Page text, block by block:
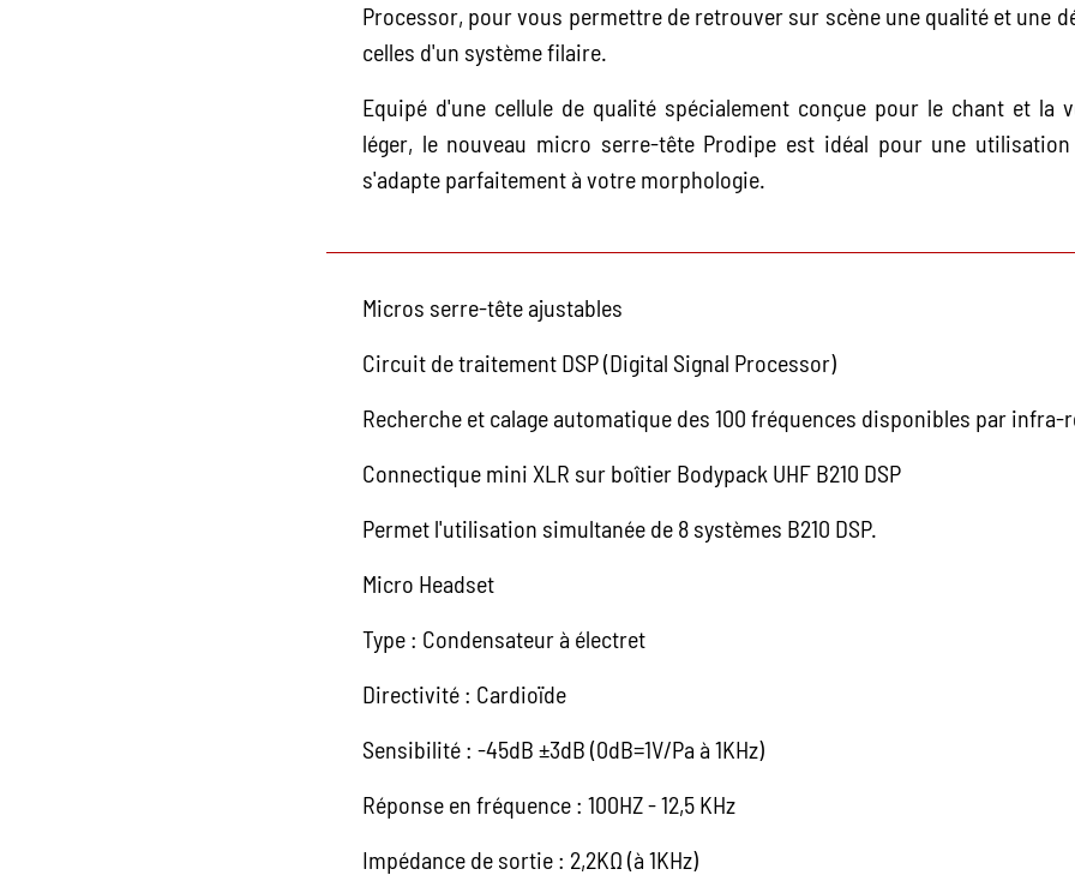
Processor, pour vous permettre de retrouver sur scène une qualité et une
celles d'un système filaire.
Equipé d'une cellule de qualité spécialement conçue pour le chant et la
léger, le nouveau micro serre-tête Prodipe est idéal pour une
s'adapte parfaitement à votre morphologie.
Micros serre-tête ajustables
Circuit de traitement DSP (Digital Signal Processor)
Recherche et calage automatique des 100 fréquences disponibles par infra-
Connectique mini XLR sur boîtier Bodypack UHF B210 DSP
Permet l'utilisation simultanée de 8 systèmes B210 DSP.
Micro Headset
Type : Condensateur à électret
Directivité : Cardioïde
Sensibilité : -45dB ±3dB (0dB=1V/Pa à 1KHz)
Réponse en fréquence : 100HZ - 12,5 KHz
Impédance de sortie : 2,2KΩ (à 1KHz)